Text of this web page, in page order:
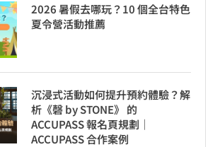
2026 暑假去哪玩？10 個全台特色
夏令營活動推薦
沉浸式活動如何提升預約體驗？解
析《磬 by STONE》 的
ACCUPASS 報名頁規劃｜
ACCUPASS 合作案例